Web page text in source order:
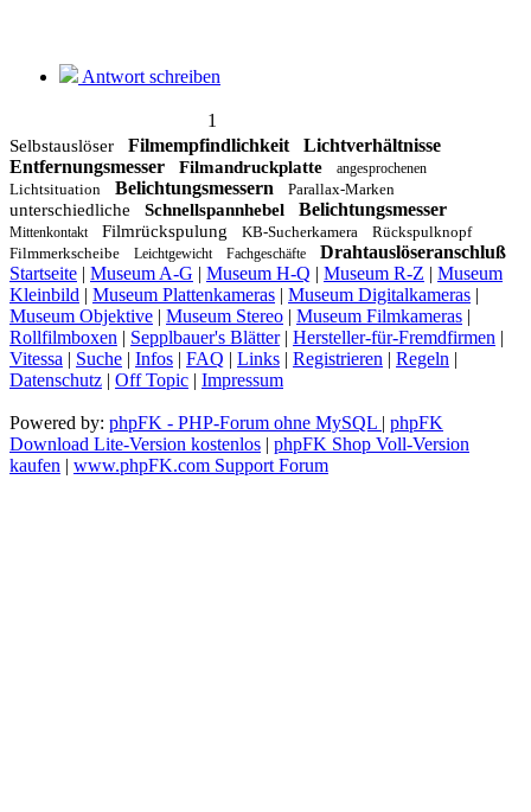
Antwort schreiben
1
Selbstauslöser Filmempfindlichkeit
Lichtverhältnisse
Entfernungsmesser
Filmandruckplatte angesprochenen
Lichtsituation Belichtungsmessern Parallax-Marken
unterschiedliche Schnellspannhebel Belichtungsmesser
Mittenkontakt Filmrückspulung KB-Sucherkamera
Rückspulknopf
Filmmerkscheibe
Leichtgewicht Fachgeschäfte
Drahtauslöseranschluß
Startseite | Museum A-G | Museum H-Q | Museum R-Z | Museum
Kleinbild | Museum Plattenkameras | Museum Digitalkameras |
Museum Objektive | Museum Stereo | Museum Filmkameras |
Rollfilmboxen | Sepplbauer's Blätter| Hersteller-für-Fremdfirmen |
Vitessa | Suche | Infos | FAQ | Links | Registrieren | Regeln |
Datenschutz | Off Topic | Impressum
Powered by: phpFK - PHP-Forum ohne MySQL | phpFK
Download Lite-Version kostenlos | phpFK Shop Voll-Version
kaufen | www.phpFK.com Support Forum